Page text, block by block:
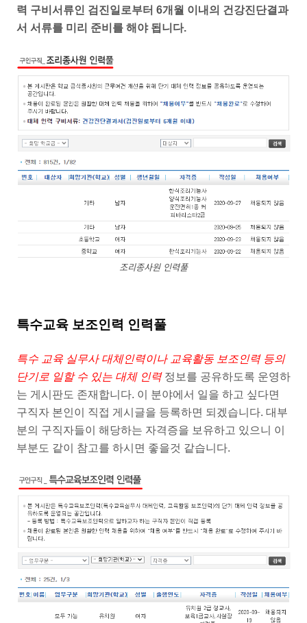
력 구비서류인 검진일로부터 6개월 이내의 건강진단결과
서 서류를 미리 준비를 해야 됩니다.
조리종사원 인력풀
특수교육 보조인력 인력풀
특수 교육 실무사 대체인력이나 교육활동 보조인력 등의
단기로 일할 수 있는 대체 인력정보를 공유하도록 운영하
는 게시판도 존재합니다. 이 분야에서 일을 하고 싶다면
구직자 본인이 직접 게시글을 등록하면 되겠습니다. 대부
분의 구직자들이 해당하는 자격증을 보유하고 있으니 이
부분도 같이 참고를 하시면 좋을것 같습니다.